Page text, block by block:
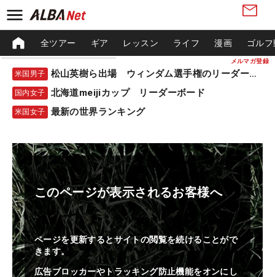
メルマガ登録
全ツアー ギア レッスン ライフ 漫画 ゴル
米国男子 松山英樹ら出場 ウィンダム選手権のリーダーボード
国内女子 北海道meijiカップ リーダーボード
米国女子 最新の世界ランキング
このページが表示されるお客様へ
ページを更新するとサイトの閲覧を続けることがで
きます。
広告ブロッカーやトラッキング防止機能をオンにし